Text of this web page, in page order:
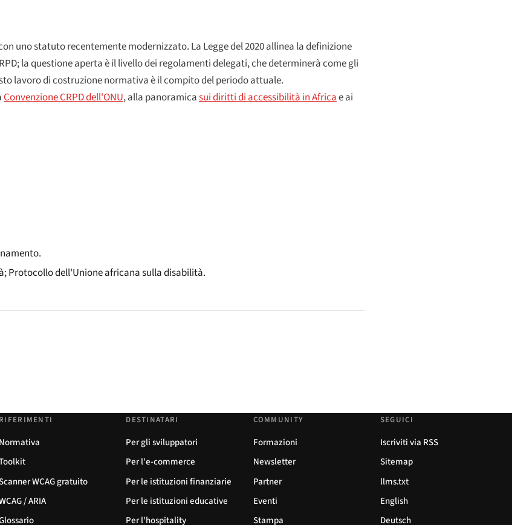
uno statuto recentemente modernizzato. La Legge del 2020 allinea la definizione
la questione aperta è il livello dei regolamenti delegati, che determinerà come gli
lavoro di costruzione normativa è il compito del periodo attuale.
Convenzione CRPD dell'ONU, alla panoramicasui diritti di accessibilità in Africae ai
Protocollo dell'Unione africana sulla disabilità.
RIFERIMENTI
Normativa
WCAG gratuito
/ ARIA
DESTINATARI
Per gli sviluppatori
Per l'e-commerce
Per le istituzioni finanziarie
Per le istituzioni educative
Per l'hospitality
COMMUNITY
Formazioni
Newsletter
Partner
Eventi
Stampa
SEGUICI
Iscriviti via RSS
Sitemap
llms.txt
English
Deutsch